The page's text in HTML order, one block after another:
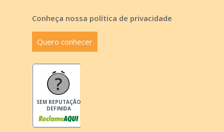
Conheça nossa política de privacidade
Quero conhecer
SEM REPUTAÇÃO
DEFINIDA